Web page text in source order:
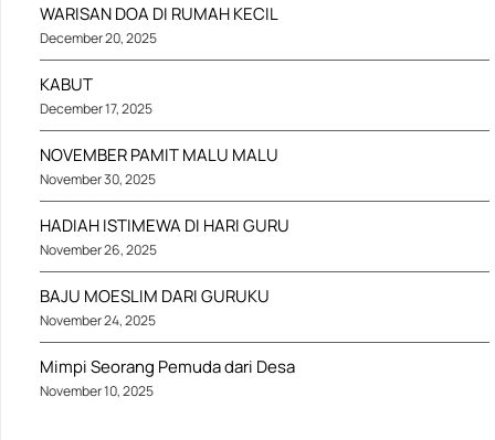
WARISAN DOA DI RUMAH KECIL
December 20, 2025
KABUT
December 17, 2025
NOVEMBER PAMIT MALU MALU
November 30, 2025
HADIAH ISTIMEWA DI HARI GURU
November 26, 2025
BAJU MOESLIM DARI GURUKU
November 24, 2025
Mimpi Seorang Pemuda dari Desa
November 10, 2025